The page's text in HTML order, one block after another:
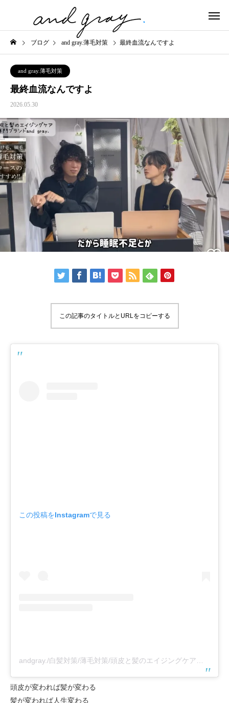
ブログ and gray.薄毛対策 最終血流なんですよ
and gray.薄毛対策
最終血流なんですよ
2026.05.30
この記事のタイトルとURLをコピーする
この投稿をInstagramで見る
andgray./白髪対策/薄毛対策/頭皮と髪のエイジングケア専門ブランド/東京/千葉船橋(@and_gray_and)がシェアした投稿
頭皮が変われば髪が変わる
髪が変われば人生変わる